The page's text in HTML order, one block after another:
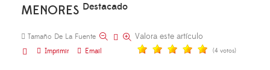
MENORES Destacado
Tamaño De La Fuente
Imprimir
Email
Valora este artículo
(4 votos)